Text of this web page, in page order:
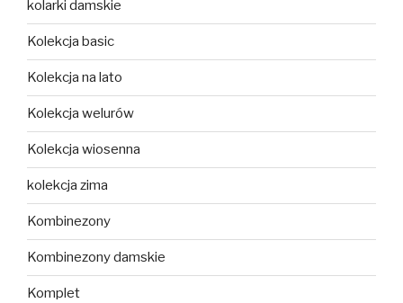
kolarki damskie
Kolekcja basic
Kolekcja na lato
Kolekcja welurów
Kolekcja wiosenna
kolekcja zima
Kombinezony
Kombinezony damskie
Komplet